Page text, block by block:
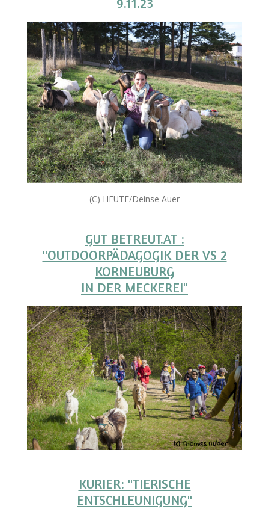
(C) HEUTE/Deinse Auer
GUT BETREUT.AT :
"OUTDOORPÄDAGOGIK DER VS 2
KORNEUBURG
IN DER MECKEREI"
KURIER: "TIERISCHE
ENTSCHLEUNIGUNG"